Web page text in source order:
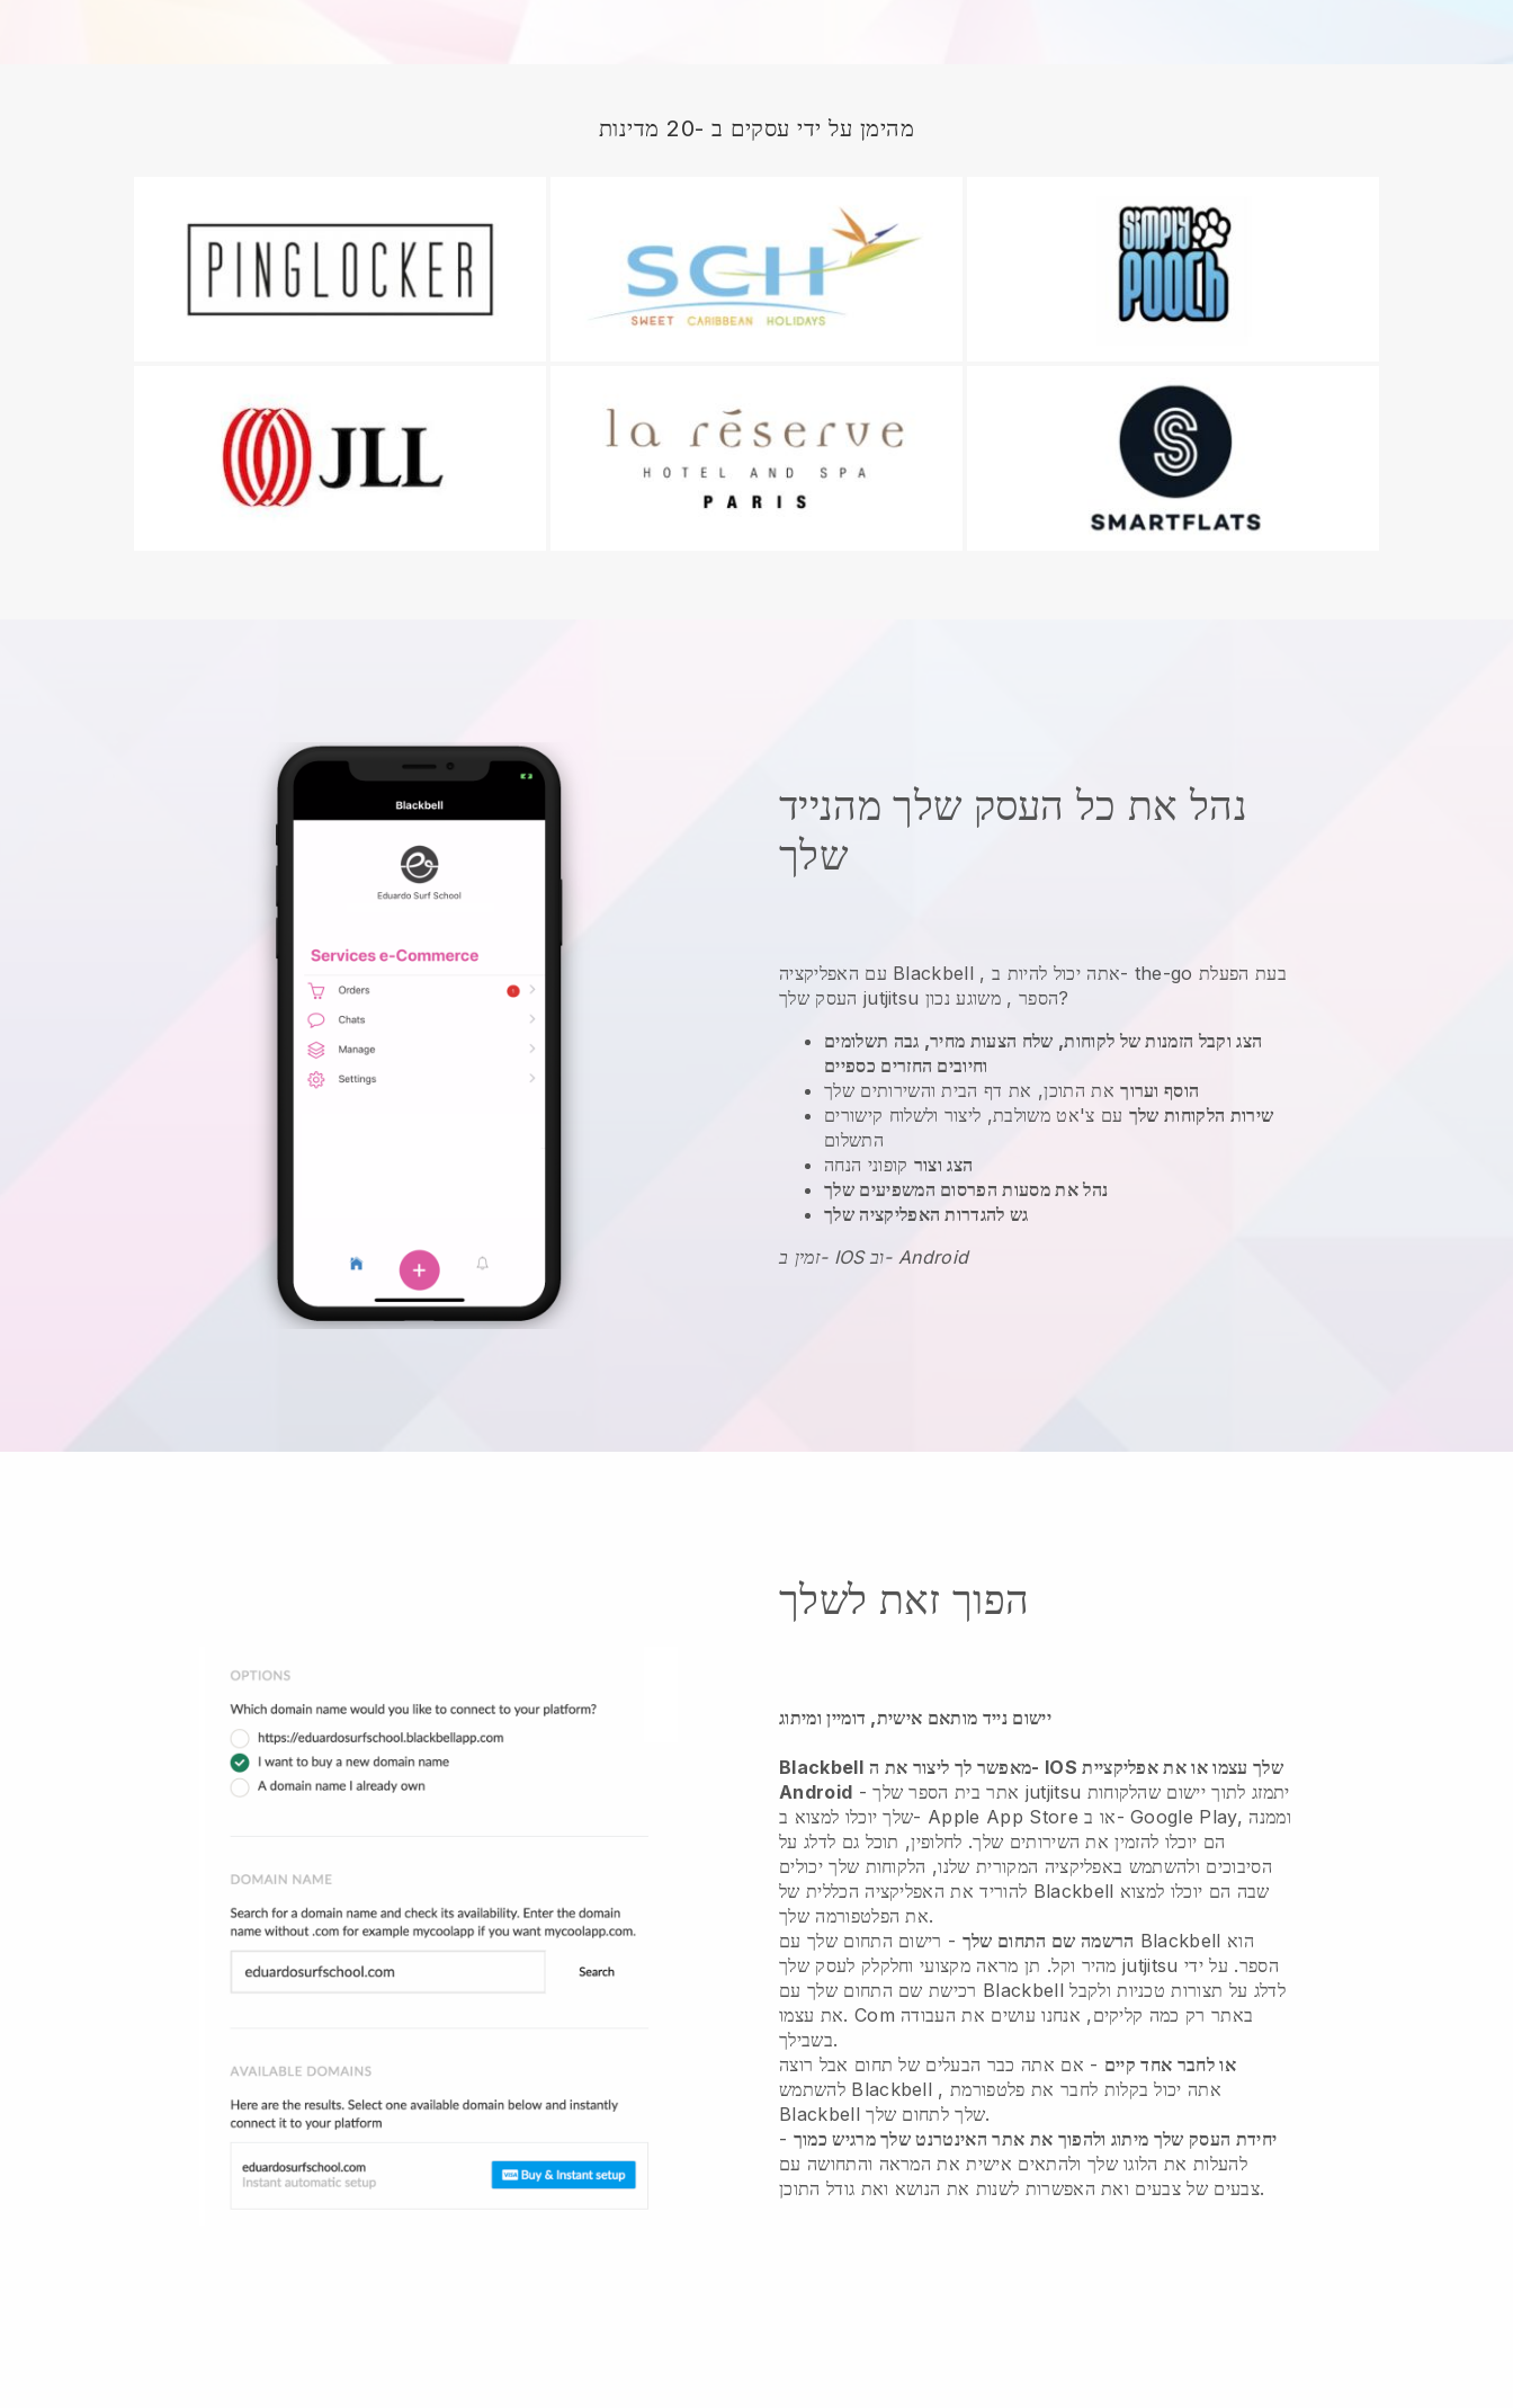
מהימן על ידי עסקים ב -20 מדינות
נהל את כל העסק שלך מהנייד
שלך
Blackbell ,אתה יכול להיות ב- the-go בעת הפעלת
העסק שלך jutjitsu הספר, משוגע נכון?
הצג וקבל הזמנות של לקוחות, שלח הצעות מחיר, גבה תשלומים
וחיובים החזרים כספיים
הוסף וערוךאת התוכן, את דף הבית והשירותים שלך
שירות הלקוחות שלך עם צ'אט משולבת, ליצור ולשלוח קישורים
התשלום
הצג וצור קופוני הנחה
נהל את מסעות הפרסום המשפיעים שלך
גש להגדרות האפליקציה שלך
זמין ב- IOS וב- Android
הפוך זאת לשלך
יישום נייד מותאם אישית, דומיין ומיתוג
Blackbell מאפשר לך ליצור את ה- IOS שלך עצמו או את אפליקציית
Android - אתר בית הספר שלך jutjitsu יתמזג לתוך יישום שהלקוחות
שלך יוכלו למצוא ב- Apple App Store או ב- Google Play, וממנה
הם יוכלו להזמין את השירותים שלך. לחלופין, תוכל גם לדלג על
הסיבוכים ולהשתמש באפליקציה המקורית שלנו, הלקוחות שלך יכולים
Blackbell
את הפלטפורמה שלך.
הרשמה שם התחום שלך Blackbell
מהיר וקל.
תן מראה מקצועי וחלקלק לעסק שלך jutjitsu הספר. על ידי
רכישת שם התחום שלך עם Blackbell לדלג על תצורות טכניות ולקבל
את עצמו. Com באתר רק כמה קליקים, אנחנו עושים את העבודה
בשבילך.
או לחבר אחד קיים - אם אתה כבר הבעלים של תחום אבל רוצה
להשתמש Blackbell
, אתה יכול בקלות לחבר את פלטפורמת
Blackbell
שלך לתחום שלך.
יחידת העסק שלך מיתוג ולהפוך את אתר האינטרנט שלך מרגיש כמוך -
להעלות את הלוגו שלך ולהתאים אישית את המראה והתחושה עם
צבעים של צבעים ואת האפשרות לשנות את הנושא ואת גודל התוכן.